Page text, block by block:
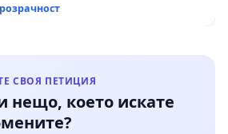
проход
СВОЯ ПЕТИЦИЯ
нещо, което искате